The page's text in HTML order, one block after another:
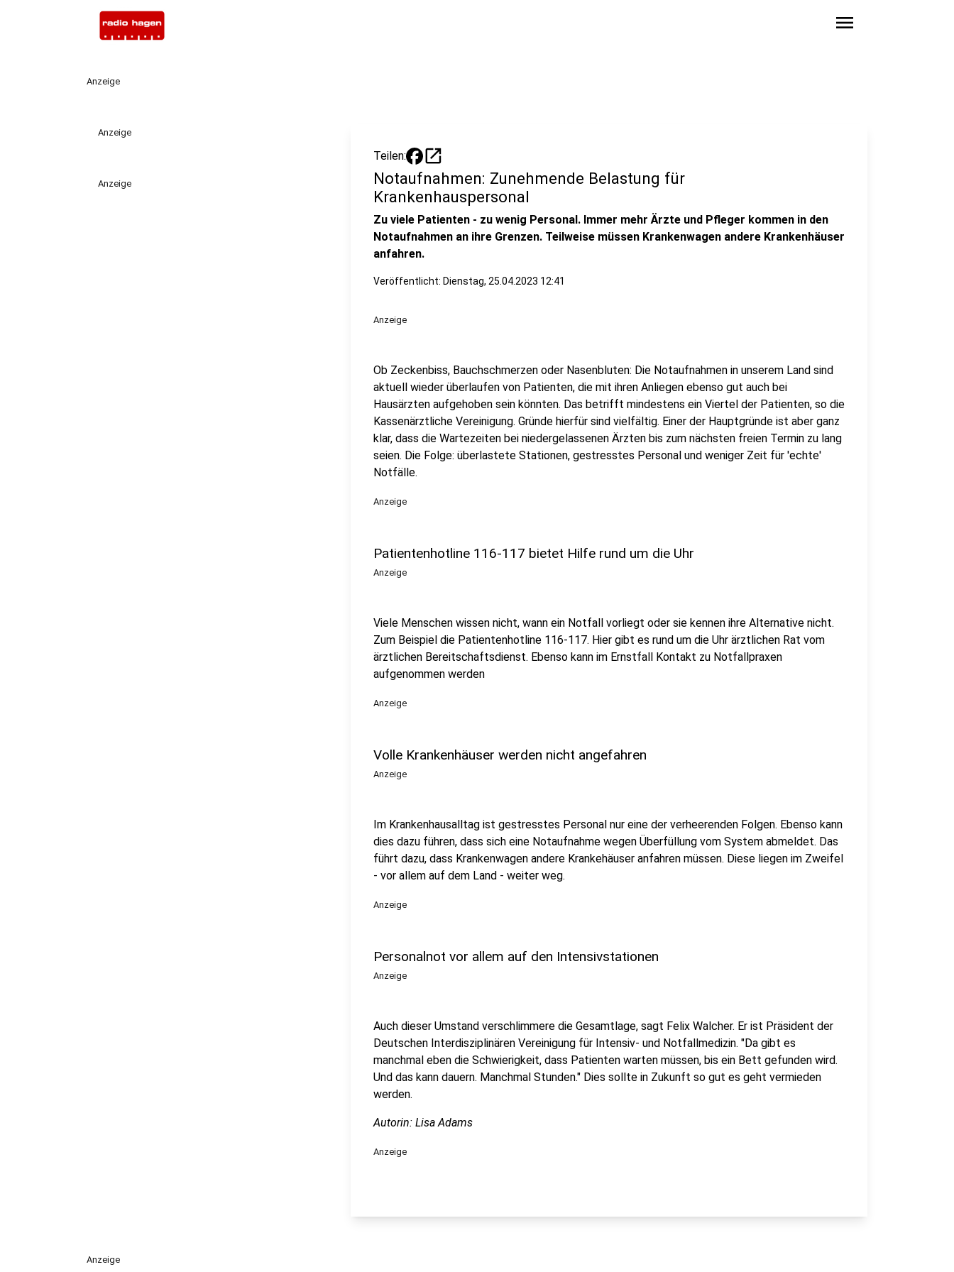
menu
Anzeige
Anzeige
Anzeige
Teilen: open_in_new
Notaufnahmen: Zunehmende Belastung für
Krankenhauspersonal
Zu viele Patienten - zu wenig Personal. Immer mehr Ärzte und Pfleger kommen in den
Notaufnahmen an ihre Grenzen. Teilweise müssen Krankenwagen andere Krankenhäuser
anfahren.
Veröffentlicht: Dienstag, 25.04.2023 12:41
Anzeige
Ob Zeckenbiss, Bauchschmerzen oder Nasenbluten: Die Notaufnahmen in unserem Land sind
aktuell wieder überlaufen von Patienten, die mit ihren Anliegen ebenso gut auch bei
Hausärzten aufgehoben sein könnten. Das betrifft mindestens ein Viertel der Patienten, so die
Kassenärztliche Vereinigung. Gründe hierfür sind vielfältig. Einer der Hauptgründe ist aber ganz
klar, dass die Wartezeiten bei niedergelassenen Ärzten bis zum nächsten freien Termin zu lang
seien. Die Folge: überlastete Stationen, gestresstes Personal und weniger Zeit für 'echte'
Notfälle.
Anzeige
Patientenhotline 116-117 bietet Hilfe rund um die Uhr
Anzeige
Viele Menschen wissen nicht, wann ein Notfall vorliegt oder sie kennen ihre Alternative nicht.
Zum Beispiel die Patientenhotline 116-117. Hier gibt es rund um die Uhr ärztlichen Rat vom
ärztlichen Bereitschaftsdienst. Ebenso kann im Ernstfall Kontakt zu Notfallpraxen
aufgenommen werden
Anzeige
Volle Krankenhäuser werden nicht angefahren
Anzeige
Im Krankenhausalltag ist gestresstes Personal nur eine der verheerenden Folgen. Ebenso kann
dies dazu führen, dass sich eine Notaufnahme wegen Überfüllung vom System abmeldet. Das
führt dazu, dass Krankenwagen andere Krankehäuser anfahren müssen. Diese liegen im Zweifel
- vor allem auf dem Land - weiter weg.
Anzeige
Personalnot vor allem auf den Intensivstationen
Anzeige
Auch dieser Umstand verschlimmere die Gesamtlage, sagt Felix Walcher. Er ist Präsident der
Deutschen Interdisziplinären Vereinigung für Intensiv- und Notfallmedizin. "Da gibt es
manchmal eben die Schwierigkeit, dass Patienten warten müssen, bis ein Bett gefunden wird.
Und das kann dauern. Manchmal Stunden." Dies sollte in Zukunft so gut es geht vermieden
werden.
Autorin: Lisa Adams
Anzeige
Anzeige